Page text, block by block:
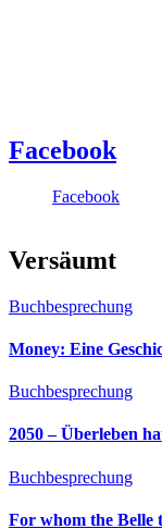
Facebook
Facebook
Versäumt
Buchbesprechung
Money: Eine
Buchbesprechung
2050 – Überleben
Buchbesprechung
For whom the Belle tolls von